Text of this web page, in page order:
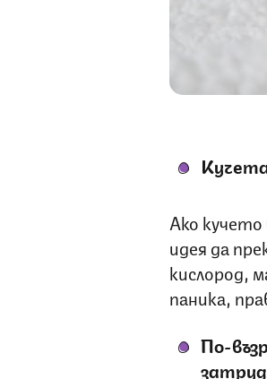
Ако
идея да
кислород,
паника,
По-